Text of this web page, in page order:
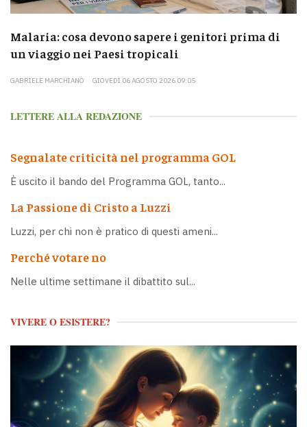
Malaria: cosa devono sapere i genitori prima di
un viaggio nei Paesi tropicali
GABRIELE MARCHIANÒ GIOVEDÌ 06 AGOSTO 2026 09:05
LETTERE ALLA REDAZIONE
Segnalate criticità nel programma GOL
È uscito il bando del Programma GOL, tanto...
La Passione di Cristo a Luzzi
Luzzi, per chi non è pratico di questi ameni...
Perché votare no
Nelle ultime settimane il dibattito sul...
VIVERE O ESISTERE?